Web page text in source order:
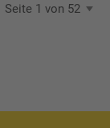
Seite 1 von 52